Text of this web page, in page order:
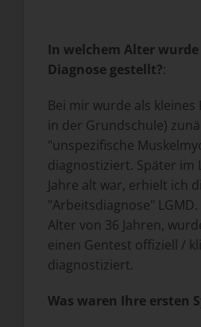
In welchem Alter
Diagnose gestellt?:
Bei mir wurde als
in der Grundschule)
"unspezifische
diagnostiziert. Später im
Jahre alt war, erhielt ich
"Arbeitsdiagnose"
Alter von 36 Jahren,
einen Gentest offiziell /
diagnostiziert.
Was waren Ihre ersten